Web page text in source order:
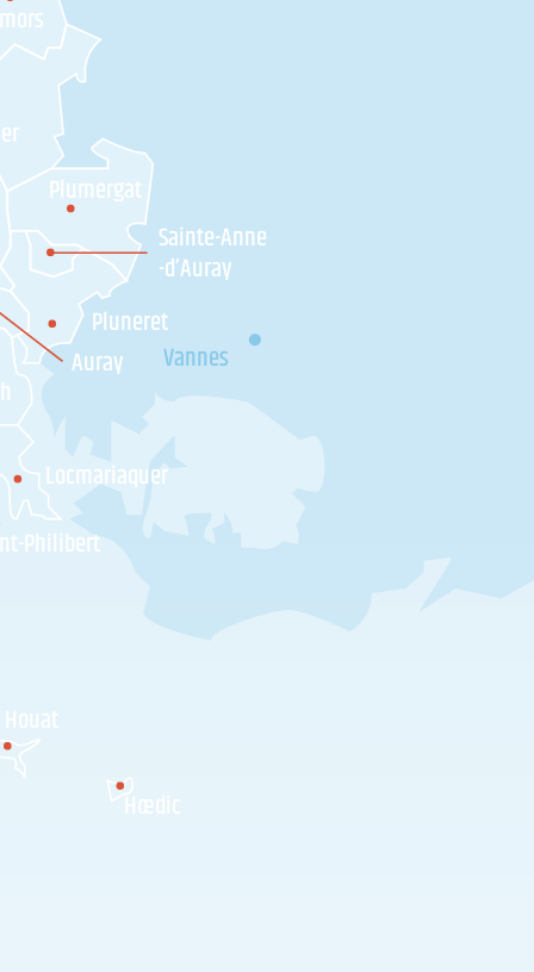
Vannes
Philibert
Plumergat
Pluneret
Auray
Locmariaquer
Sainte-Anne
-d’Auray
Houat
Hœdic